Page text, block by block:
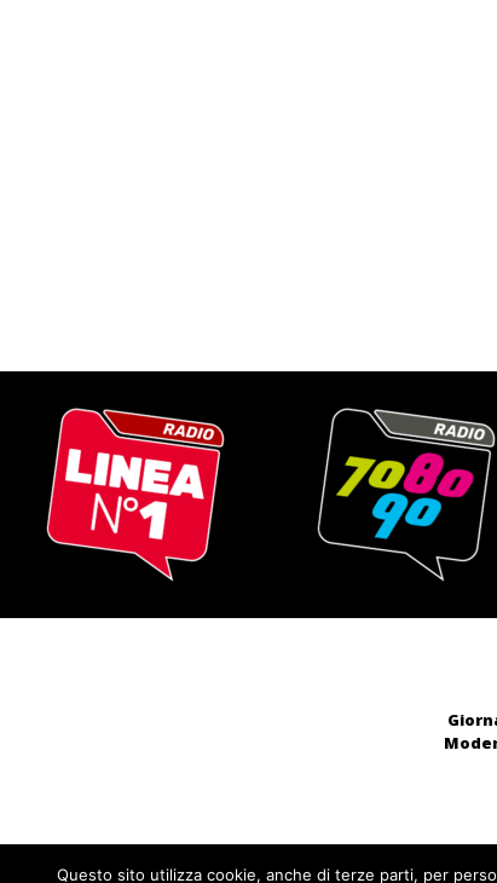
Questo sito utilizza cookie, anche di terze parti, per